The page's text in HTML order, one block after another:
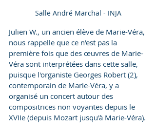
Salle André Marchal - INJA
Julien W., un ancien élève de Marie-Véra,
nous rappelle que ce n'est pas la
première fois que des œuvres de Marie-
Véra sont interprétées dans cette salle,
puisque l'organiste Georges Robert (2),
contemporain de Marie-Véra, y a
organisé un concert autour des
compositrices non voyantes depuis le
XVIIe (depuis Mozart jusqu'à Marie-Véra).